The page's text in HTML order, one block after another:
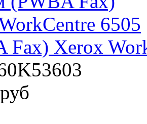
Fax) Xerox
руб